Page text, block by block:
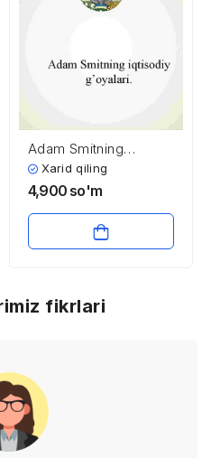
Adam Smitning
iqtisodiy g’oyalari
Xarid qiling
4,900 so'm
fikrlari